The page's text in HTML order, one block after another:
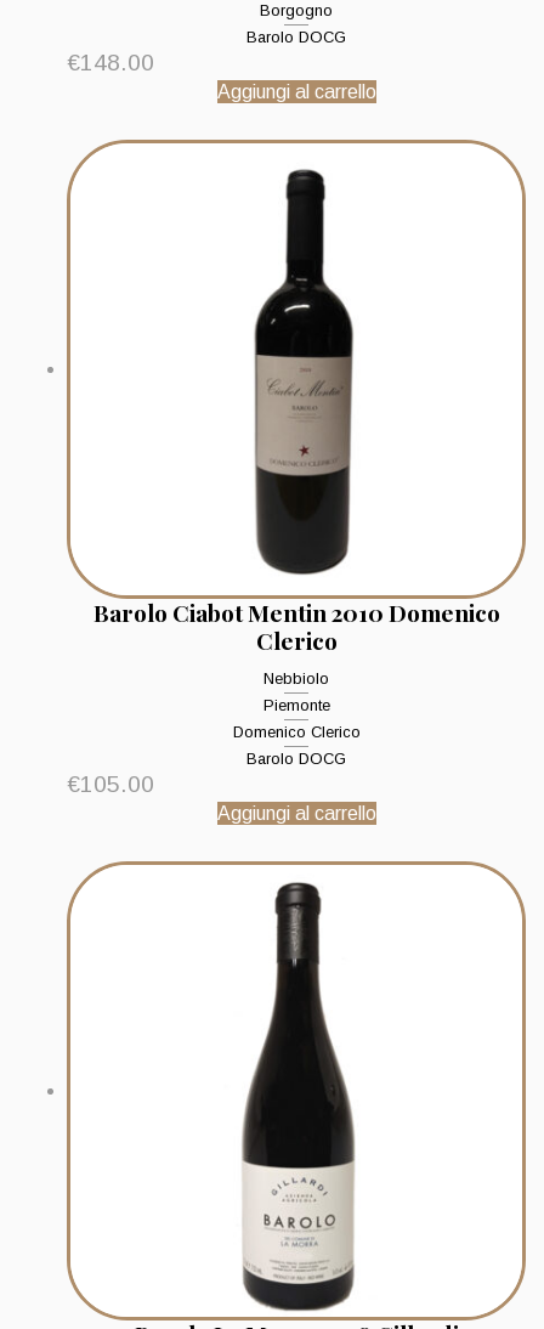
Borgogno
Barolo DOCG
€148.00
Aggiungi al carrello
Barolo Ciabot Mentin 2010 Domenico
Clerico
Nebbiolo
Piemonte
Domenico Clerico
Barolo DOCG
€105.00
Aggiungi al carrello